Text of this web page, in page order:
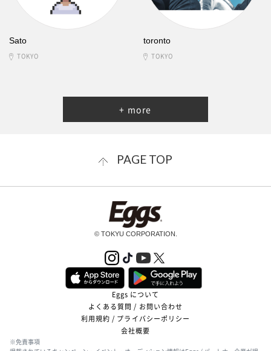
Sato
TOKYO
toronto
TOKYO
+ more
PAGE TOP
© TOKYU CORPORATION.
Eggs について
よくある質問 / お問い合わせ
利用規約 / プライバシーポリシー
会社概要
※免責事項